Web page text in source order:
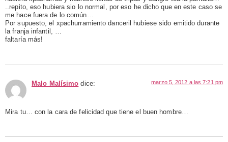
..repito, eso hubiera sio lo normal, por eso he dicho que en este caso se
me hace fuera de lo común…
Por supuesto, el xpachurramiento danceril hubiese sido emitido durante
la franja infantil, …
faltaría más!
Malo Malísimo dice: marzo 5, 2012 a las 7:21 pm
Mira tu… con la cara de felicidad que tiene el buen hombre…